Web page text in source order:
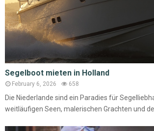
Segelboot mieten in Holland
February 6, 2026 658
Die Niederlande sind ein Paradies für
weitläufigen Seen, malerischen Grachten und